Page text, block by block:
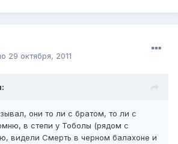
29 октября, 2011
они то ли с братом, то ли с
в степи у Тоболы (рядом с
видели Смерть в черном балахоне и